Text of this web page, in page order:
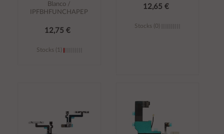
Blanco /
IPFBHFUNCHAPEP
12,75 €
Stocks (1)
12,65 €
Stocks (0)